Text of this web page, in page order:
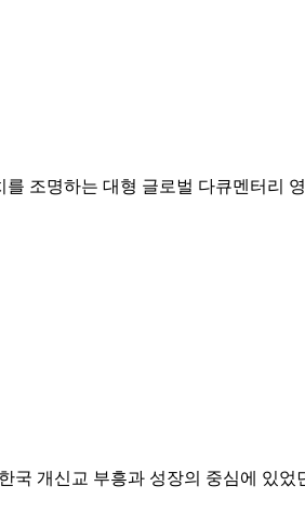
조명하는 대형 글로벌 다큐멘터리
국 개신교 부흥과 성장의 중심에 있었